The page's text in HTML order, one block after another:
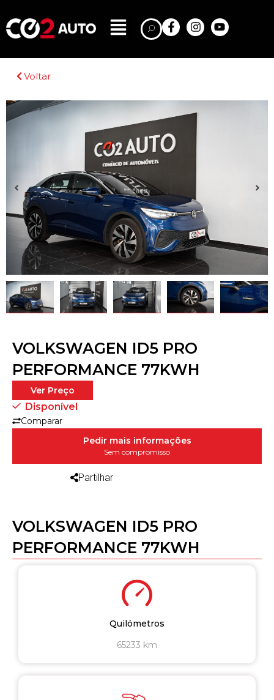
Voltar
VOLKSWAGEN ID5 PRO
PERFORMANCE 77KWH
Ver Preço
Disponível
Comparar
Pedir mais informações
Sem compromisso
Partilhar
VOLKSWAGEN ID5 PRO
PERFORMANCE 77KWH
Quilómetros
65233 km